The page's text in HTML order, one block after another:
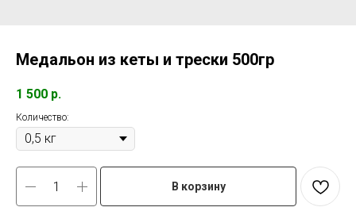
Медальон из кеты и трески 500гр
1 500 р.
Количество:
В корзину